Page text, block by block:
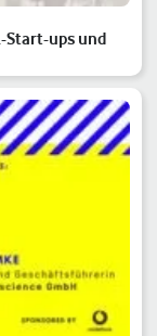
Start-ups und